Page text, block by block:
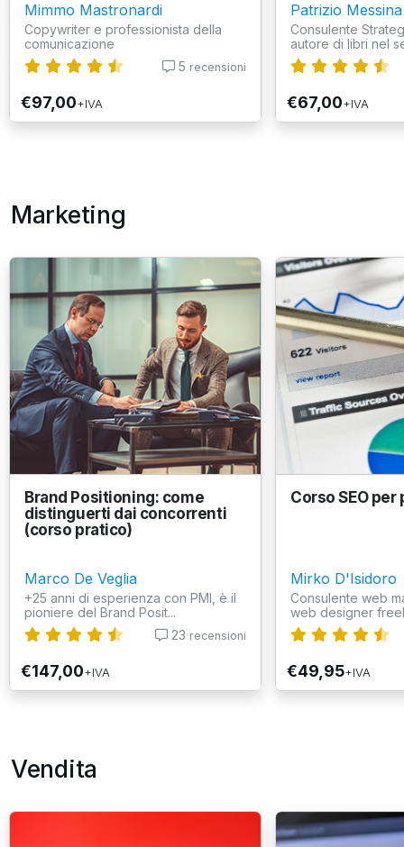
Mimmo Mastronardi
Copywriter e professionista della
comunicazione
5 recensioni
€97,00+IVA
Patrizio Messina
Consulente
autore di libri nel
€67,00+IVA
Marketing
Brand Positioning: come
distinguerti dai concorrenti
(corso pratico)
Marco De Veglia
+25 anni di esperienza con PMI, è il
pioniere del Brand Posit...
23 recensioni
€147,00+IVA
Corso SEO
Mirko D'Isidoro
Consulente web
web designer
€49,95+IVA
Vendita